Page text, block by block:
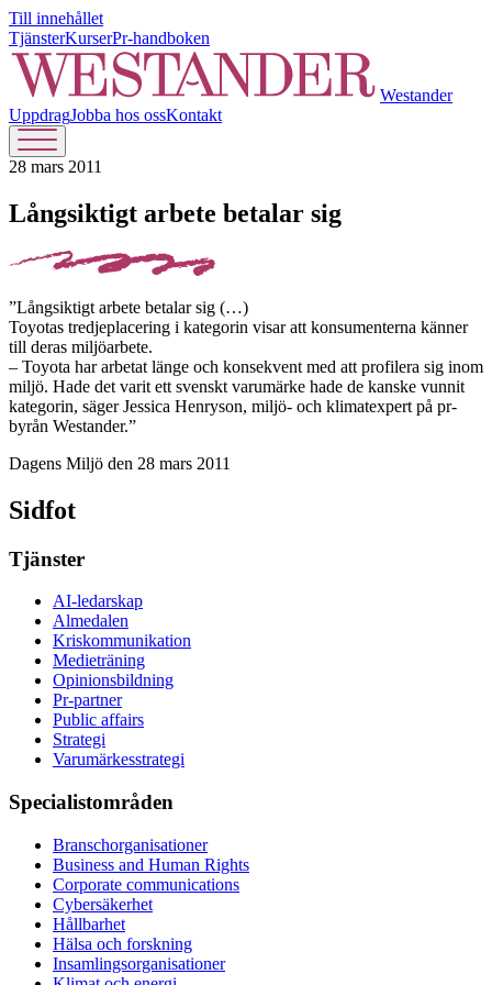
Till innehållet
TjänsterKurserPr-handboken
Westander
UppdragJobba hos ossKontakt
28 mars 2011
Långsiktigt arbete betalar sig
”Långsiktigt arbete betalar sig (…)
Toyotas tredjeplacering i kategorin visar att konsumenterna känner
till deras miljöarbete.
– Toyota har arbetat länge och konsekvent med att profilera sig inom
miljö. Hade det varit ett svenskt varumärke hade de kanske vunnit
kategorin, säger Jessica Henryson, miljö- och klimatexpert på pr-
byrån Westander.”
Dagens Miljö den 28 mars 2011
Sidfot
Tjänster
AI-ledarskap
Almedalen
Kris­kommunikation
Medieträning
Opinionsbildning
Pr-partner
Public affairs
Strategi
Varumärkesstrategi
Specialistområden
Branschorganisationer
Business and Human Rights
Corporate communications
Cybersäkerhet
Hållbarhet
Hälsa och forskning
Insamlingsorganisationer